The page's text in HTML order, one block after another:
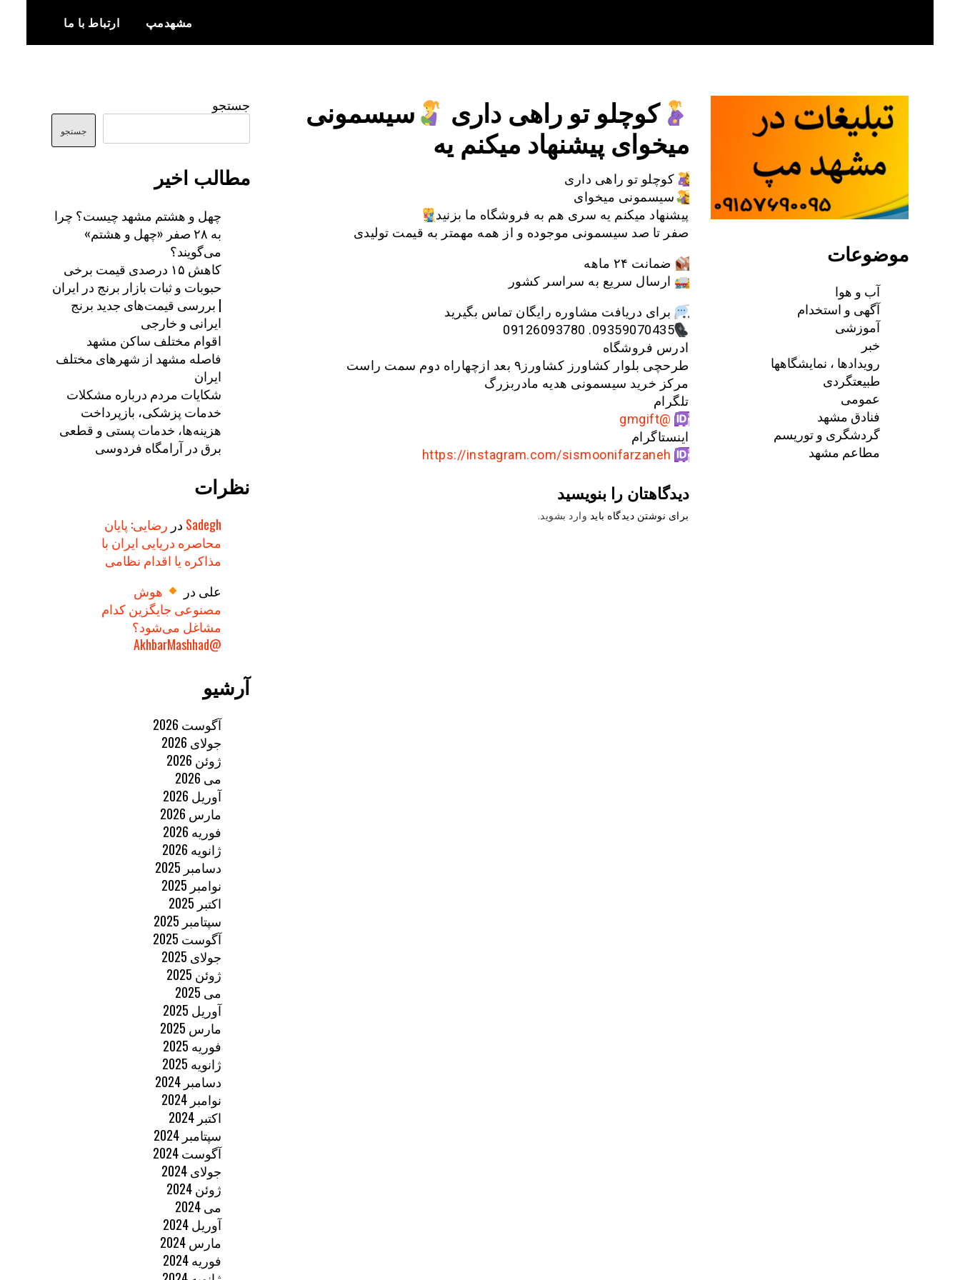
content
مشهدمپ ارتباط با ما
کوچلو تو راهی داری
سیسمونی
میخوای پیشنهاد میکنم یه
کوچلو تو راهی داری
سیسمونی میخوای
پیشنهاد میکنم یه سری هم به فروشگاه ما بزنید
صفر تا صد سیسمونی موجوده و از همه مهمتر به قیمت تولیدی
ضمانت ۲۴ ماهه
ارسال سریع به سراسر کشور
برای دریافت مشاوره رایگان تماس بگیرید
09359070435. 09126093780
ادرس فروشگاه
طرحچی بلوار کشاورز کشاورز۹ بعد ازچهاراه دوم سمت راست
مرکز خرید سیسمونی هدیه مادربزرگ
تلگرام
@gmgift
اینستاگرام
https://instagram.com/sismoonifarzaneh
دیدگاهتان را بنویسید
برای نوشتن دیدگاه باید وارد بشوید
جستجو
جستجو
مطالب اخیر
چهل و هشتم مشهد چیست؟ چرا
به ۲۸ صفر «چهل و هشتم»
می‌گویند؟
کاهش ۱۵ درصدی قیمت برخی
حبوبات و ثبات بازار برنج در ایران
| بررسی قیمت‌های جدید برنج
ایرانی و خارجی
اقوام مختلف ساکن مشهد
فاصله مشهد از شهرهای مختلف
ایران
شکایات مردم درباره مشکلات
خدمات پزشکی، بازپرداخت
هزینه‌ها، خدمات پستی و قطعی
برق در آرامگاه فردوسی
نظرات
Sadegh در رضایی: پایان
محاصره دریایی ایران با
مذاکره یا اقدام نظامی
علی در
هوش
مصنوعی جایگزین کدام
مشاغل می‌شود؟
@AkhbarMashhad
آرشیو
آگوست 2026
جولای 2026
ژوئن 2026
می 2026
آوریل 2026
مارس 2026
فوریه 2026
ژانویه 2026
دسامبر 2025
نوامبر 2025
اکتبر 2025
سپتامبر 2025
آگوست 2025
جولای 2025
ژوئن 2025
می 2025
آوریل 2025
مارس 2025
فوریه 2025
ژانویه 2025
دسامبر 2024
نوامبر 2024
اکتبر 2024
سپتامبر 2024
آگوست 2024
جولای 2024
ژوئن 2024
می 2024
آوریل 2024
مارس 2024
فوریه 2024
موضوعات
آب و هوا
آگهی و استخدام
آموزشی
خبر
رویدادها ، نمایشگاهها
طبیعتگردی
عمومی
فنادق مشهد
گردشگری و توریسم
مطاعم مشهد